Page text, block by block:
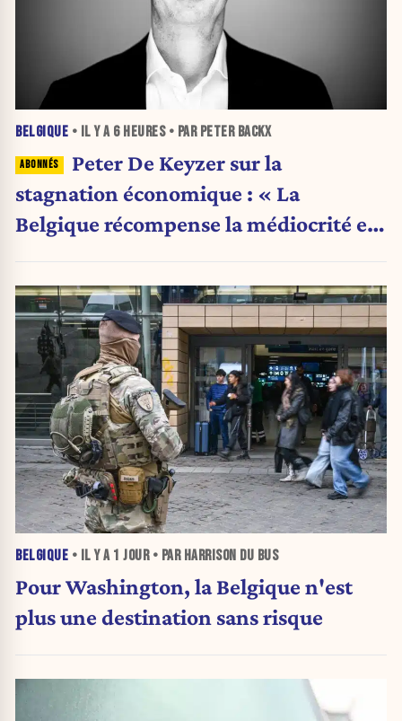
BELGIQUE • IL Y A 6 HEURES• PAR PETER BACKX
Peter De Keyzer sur la
stagnation économique : « La
Belgique récompense la médiocrité et
BELGIQUE • IL Y A 1 JOUR• PAR HARRISON DU BUS
Pour Washington, la Belgique n'est
plus une destination sans risque